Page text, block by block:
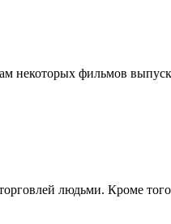
некоторых фильмов
людьми. Кроме того